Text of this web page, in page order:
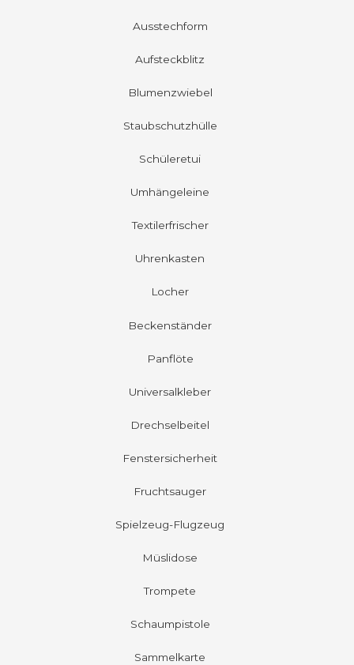
Ausstechform
Aufsteckblitz
Blumenzwiebel
Staubschutzhülle
Schüleretui
Umhängeleine
Textilerfrischer
Uhrenkasten
Locher
Beckenständer
Panflöte
Universalkleber
Drechselbeitel
Fenstersicherheit
Fruchtsauger
Spielzeug-Flugzeug
Müslidose
Trompete
Schaumpistole
Sammelkarte